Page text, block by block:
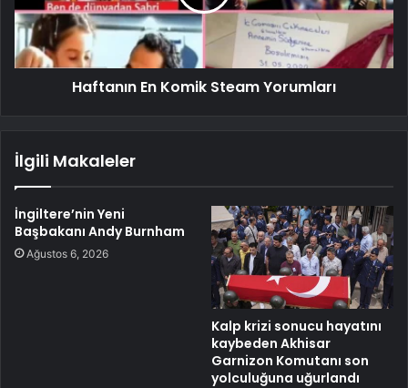
Haftanın En Komik Steam Yorumları
İlgili Makaleler
İngiltere’nin Yeni
Başbakanı Andy Burnham
Ağustos 6, 2026
Kalp krizi sonucu hayatını
kaybeden Akhisar
Garnizon Komutanı son
yolculuğuna uğurlandı